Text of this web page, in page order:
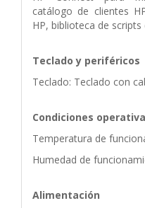
catálogo de clientes
HP, biblioteca de
Teclado y periféricos
Teclado: Teclado con
Condiciones
Temperatura de
Humedad de
Alimentación